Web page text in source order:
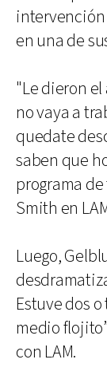
intervención
en una de
"Le dieron
no vaya a
quedate
saben que
programa
Smith en
Luego,
Estuve dos
medio
con LAM.